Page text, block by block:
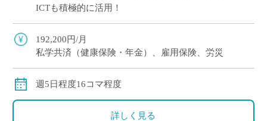
ICTも積極的に活用！
192,200円/月
私学共済（健康保険・年金）、雇用保険、労災
週5日程度16コマ程度
詳しく見る